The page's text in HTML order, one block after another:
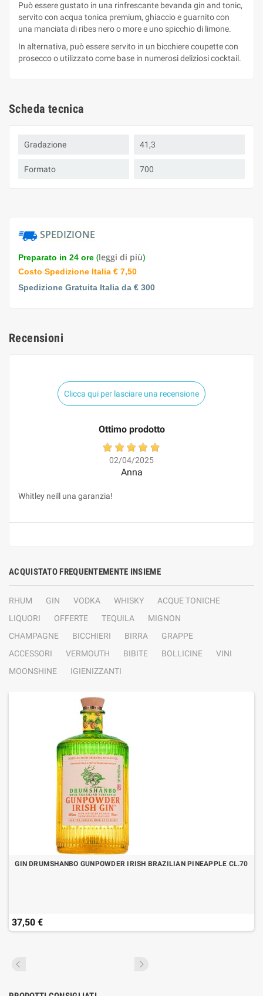
Può essere gustato in una rinfrescante bevanda gin and tonic,
servito con acqua tonica premium, ghiaccio e guarnito con
una manciata di ribes nero o more e uno spicchio di limone.
In alternativa, può essere servito in un bicchiere coupette con
prosecco o utilizzato come base in numerosi deliziosi cocktail.
Scheda tecnica
Gradazione 41,3
Formato 700
SPEDIZIONE
Preparato in 24 ore (leggi di più)
Costo Spedizione Italia € 7,50
Spedizione Gratuita Italia da € 300
Recensioni
Clicca qui per lasciare una recensione
Ottimo prodotto
02/04/2025
Anna
Whitley neill una garanzia!
ACQUISTATO FREQUENTEMENTE INSIEME
RHUM GIN VODKA WHISKY
ACQUE TONICHE
LIQUORI
OFFERTE TEQUILA
MIGNON
CHAMPAGNE
BICCHIERI BIRRA
GRAPPE
ACCESSORI
VERMOUTH BIBITE BOLLICINE
VINI
MOONSHINE
IGIENIZZANTI
GIN DRUMSHANBO GUNPOWDER IRISH BRAZILIAN PINEAPPLE CL.70
37,50 €